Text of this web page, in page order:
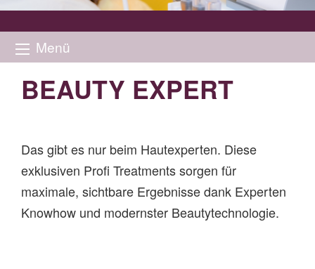
Menü
BEAUTY EXPERT
Das gibt es nur beim Hautexperten. Diese
exklusiven Profi Treatments sorgen für
maximale, sichtbare Ergebnisse dank Experten
Knowhow und modernster Beautytechnologie.